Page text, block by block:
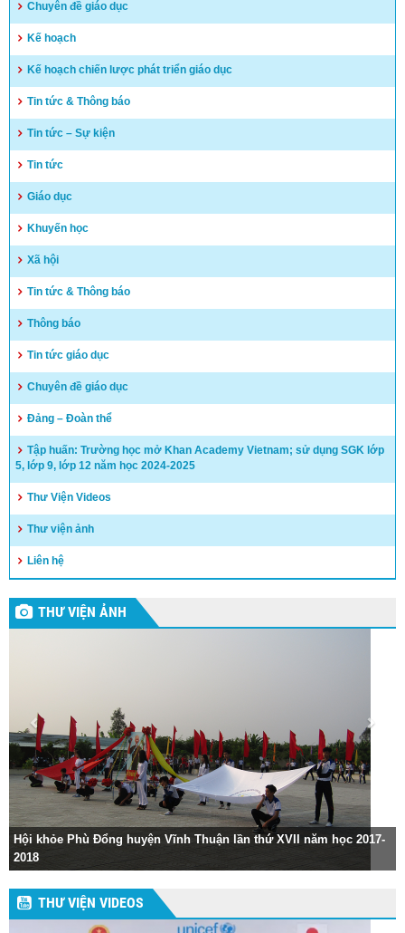
Thuận
Chuyên đề giáo dục
Kế hoạch
Kế hoạch chiến lược phát triển giáo dục
Tin tức & Thông báo
Tin tức – Sự kiện
Tin tức
Giáo dục
Khuyến học
Xã hội
Tin tức & Thông báo
Thông báo
Tin tức giáo dục
Chuyên đề giáo dục
Đảng – Đoàn thể
Tập huấn: Trường học mở Khan Academy Vietnam; sử dụng SGK lớp
5, lớp 9, lớp 12 năm học 2024-2025
Thư Viện Videos
Thư viện ảnh
Liên hệ
THƯ VIỆN ẢNH
Hội khỏe Phù Đổng huyện Vĩnh Thuận lần thứ XVII năm học 2017-
2018
THƯ VIỆN VIDEOS